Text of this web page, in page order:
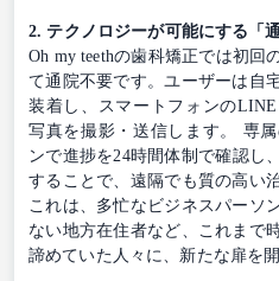
2. テクノロジーが可能にする「
Oh my teethの歯科矯正では初回
て通院不要です。ユーザーは自
装着し、スマートフォンの
写真を撮影・送信します。 専
ンで進捗を24時間体制で確認し
することで、遠隔でも質の高い
これは、多忙なビジネスパーソ
ない地方在住者など、これまで
諦めていた人々に、新たな扉を開